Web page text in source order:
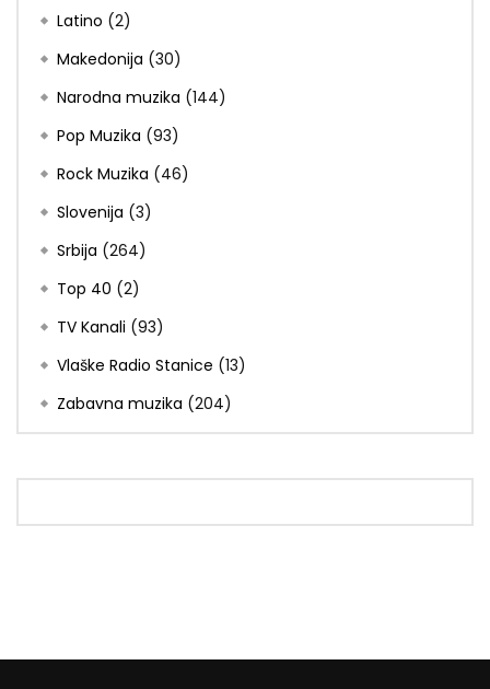
Latino (2)
Makedonija (30)
Narodna muzika (144)
Pop Muzika (93)
Rock Muzika (46)
Slovenija (3)
Srbija (264)
Top 40 (2)
TV Kanali (93)
Vlaške Radio Stanice (13)
Zabavna muzika (204)